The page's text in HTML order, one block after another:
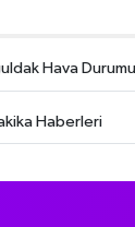
Hava Durumu
Haberleri